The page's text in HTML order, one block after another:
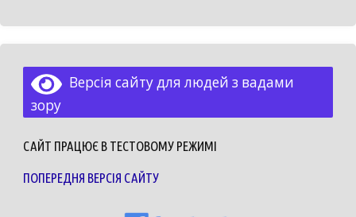
Версія сайту для людей з вадами
зору
САЙТ ПРАЦЮЄ В ТЕСТОВОМУ РЕЖИМІ
ПОПЕРЕДНЯ ВЕРСІЯ САЙТУ